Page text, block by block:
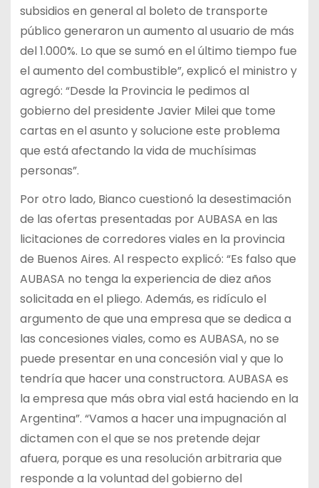
subsidios en general al boleto de transporte
público generaron un aumento al usuario de más
del 1.000%. Lo que se sumó en el último tiempo fue
el aumento del combustible”, explicó el ministro y
agregó: “Desde la Provincia le pedimos al
gobierno del presidente Javier Milei que tome
cartas en el asunto y solucione este problema
que está afectando la vida de muchísimas
personas”.
Por otro lado, Bianco cuestionó la desestimación
de las ofertas presentadas por AUBASA en las
licitaciones de corredores viales en la provincia
de Buenos Aires. Al respecto explicó: “Es falso que
AUBASA no tenga la experiencia de diez años
solicitada en el pliego. Además, es ridículo el
argumento de que una empresa que se dedica a
las concesiones viales, como es AUBASA, no se
puede presentar en una concesión vial y que lo
tendría que hacer una constructora. AUBASA es
la empresa que más obra vial está haciendo en la
Argentina”. “Vamos a hacer una impugnación al
dictamen con el que se nos pretende dejar
afuera, porque es una resolución arbitraria que
responde a la voluntad del gobierno del